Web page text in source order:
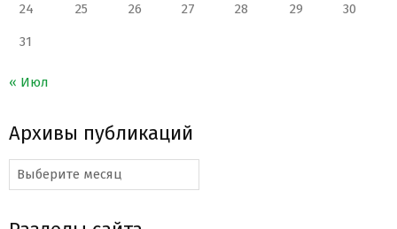
24 25 26 27 28 29 30
31
« Июл
Архивы публикаций
Архивы
публикаций